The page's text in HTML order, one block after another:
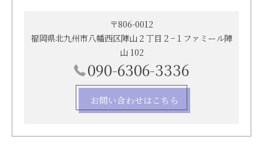
〒806-0012
福岡県北九州市八幡西区陣山２丁目２−１ファミール陣
山 102
090-6306-3336
お問い合わせはこちら